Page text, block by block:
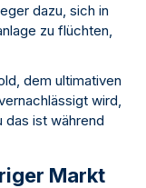
dazu, sich in
zu flüchten,
dem ultimativen
wird,
das ist während
Markt